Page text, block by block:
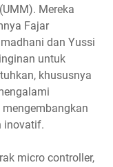
Mereka
Fajar
dan Yussi
untuk
khususnya
inovatif.
micro controller,